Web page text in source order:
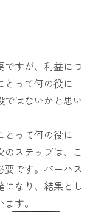
すが、利益につ
とって何の役に
ではないかと思い
って何の役に
ステップは、こ
要です。パーパス
になり、結果とし
す。